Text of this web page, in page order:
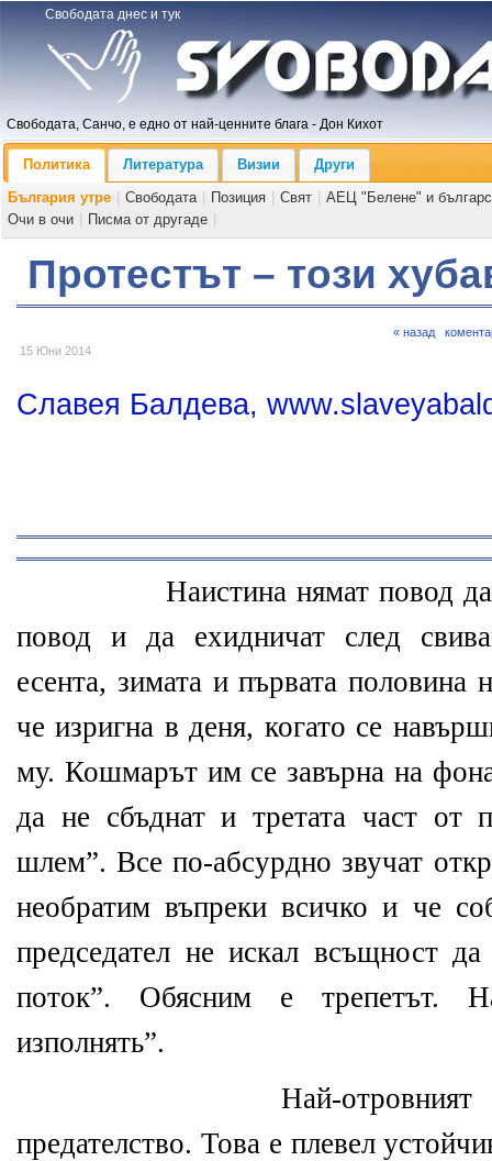
Свободата днес и тук
Свободата, Санчо, е едно от най-ценните блага - Дон Кихот
Политика Литература Визии
Други
България утре
Свободата Позиция Свят
АЕЦ "Белене" и
Очи в очи
Писма от другаде
Протестът – този
15 Юни 2014
« назад
Славея Балдева,
Наистина нямат повод
повод и да ехидничат след
есента, зимата и първата
че изригна в деня, когато се
му. Кошмарът им се завърна на
да не сбъднат и третата част от
шлем”. Все по-абсурдно звучат
необратим въпреки всичко и че
председател не искал всъщност
поток”. Обясним е трепетът.
изполнять”.
Най-отровният
предателство. Това е плевел